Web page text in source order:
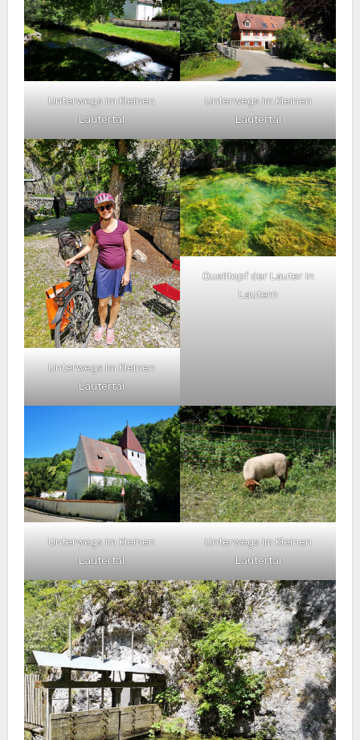
Unterwegs im Kleinen
Lautertal
Unterwegs im Kleinen
Lautertal
Unterwegs im Kleinen
Lautertal
Quelltopf der Lauter in
Lautern
Unterwegs im Kleinen
Lautertal
Unterwegs im Kleinen
Lautertal